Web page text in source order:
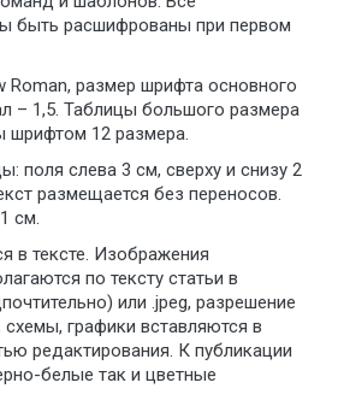
быть расшифрованы при первом
размер шрифта основного
– 1,5. Таблицы большого размера
шрифтом 12 размера.
поля слева 3 см, сверху и снизу 2
размещается без переносов.
см.
в тексте. Изображения
по тексту статьи в
или .jpeg, разрешение
графики вставляются в
редактирования. К публикации
белые так и цветные